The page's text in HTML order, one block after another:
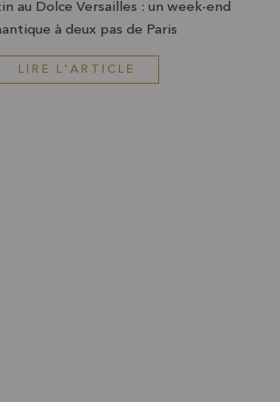
au Dolce Versailles : un week-end
à deux pas de Paris
LIRE L'ARTICLE